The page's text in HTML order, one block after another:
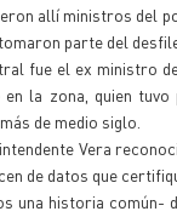
allí ministros del
parte del
fue el ex ministro
en la zona, quien
de medio siglo.
Vera
de datos que
una historia común-